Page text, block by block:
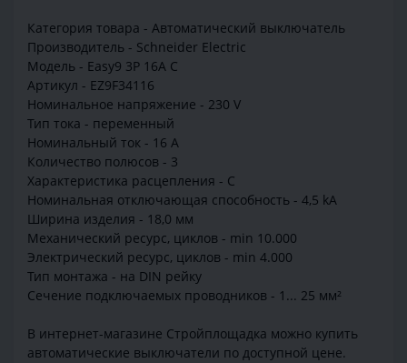
Категория товара - Автоматический выключатель
Производитель - Schneider Electric
Модель - Easy9 3Р 16А C
Артикул - EZ9F34116
Номинальное напряжение - 230 V
Тип тока - переменный
Номинальный ток - 16 A
Количество полюсов - 3
Характеристика расцепления - C
Номинальная отключающая способность - 4,5 kA
Ширина изделия - 18,0 мм
Механический ресурс, циклов - min 10.000
Электрический ресурс, циклов - min 4.000
Тип монтажа - на DIN рейку
Сечение подключаемых проводников - 1... 25 мм²
В интернет-магазине Стройплощадка можно купить
автоматические выключатели по доступной цене.